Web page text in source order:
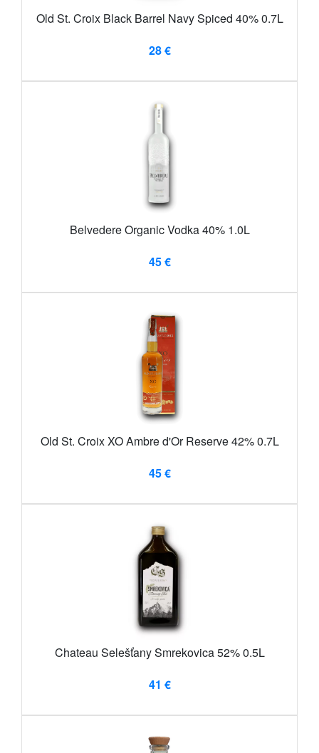
Old St. Croix Black Barrel Navy Spiced 40% 0.7L
28 €
Belvedere Organic Vodka 40% 1.0L
45 €
Old St. Croix XO Ambre d'Or Reserve 42% 0.7L
45 €
Chateau Selešťany Smrekovica 52% 0.5L
41 €